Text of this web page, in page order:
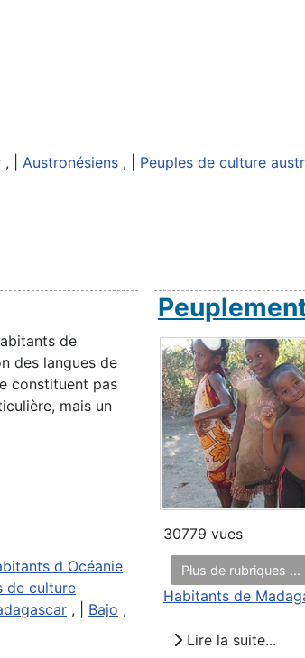
, | Austronésiens , | Peuples de culture
de
des langues de
constituent pas
mais un
d Océanie
de culture
, | Bajo ,
30779 vues
Plus de rubriques ...
Habitants de
Lire la suite...